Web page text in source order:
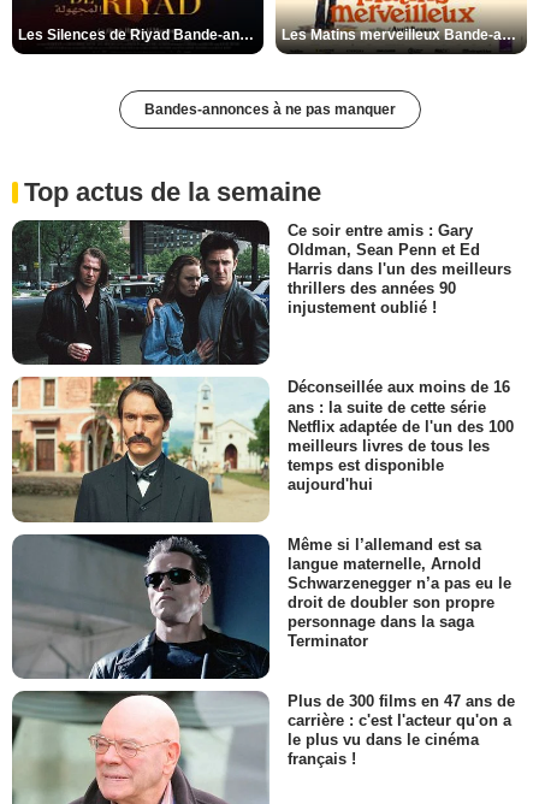
Les Silences de Riyad Bande-annonce VO STFR Les Matins merveilleux Bande-annonce VF
Bandes-annonces à ne pas manquer
Top actus de la semaine
Ce soir entre amis : Gary
Oldman, Sean Penn et Ed
Harris dans l'un des meilleurs
thrillers des années 90
injustement oublié !
Déconseillée aux moins de 16
ans : la suite de cette série
Netflix adaptée de l'un des 100
meilleurs livres de tous les
temps est disponible
aujourd'hui
Même si l’allemand est sa
langue maternelle, Arnold
Schwarzenegger n’a pas eu le
droit de doubler son propre
personnage dans la saga
Terminator
Plus de 300 films en 47 ans de
carrière : c'est l'acteur qu'on a
le plus vu dans le cinéma
français !